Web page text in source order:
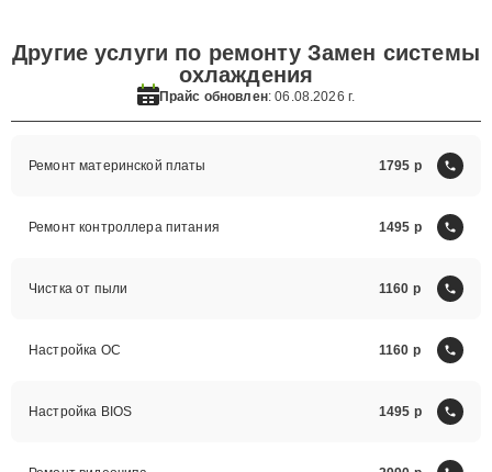
Другие услуги по ремонту Замен системы
охлаждения
Прайс обновлен: 06.08.2026 г.
Ремонт материнской платы 1795
Ремонт контроллера питания 1495
Чистка от пыли 1160
Настройка ОС 1160
Настройка BIOS 1495